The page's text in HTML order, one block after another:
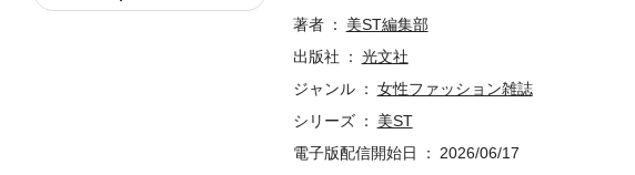
選んで、美しさの更新を楽しんでください。次
い」。暑くてジメジメ…一年で最も髪に悩まさ
ぷりご紹介します。そのほか「＼緊急企画／そ
コスメ”、はじめました。」、「夏が始まる今
ル版は紙の雑誌と掲載内容が一部異なる場合が
著者
美ST編集部
出版社
光文社
ジャンル
女性ファッション雑誌
シリーズ
美ST
電子版配信開始日
2026/06/17